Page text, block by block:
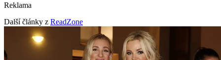
Reklama
Další články z ReadZone